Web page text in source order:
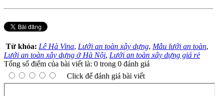
Từ khóa: Lê Hà Vina, Lưới an toàn xây dựng, Mẫu lưới an toàn,
Lưới an toàn xây dựng ở Hà Nội, Lưới an toàn xây dựng giá rẻ
Tổng số điểm của bài viết là: 0 trong 0 đánh giá
Click để đánh giá bài viết